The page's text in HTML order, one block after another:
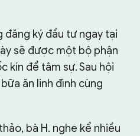
ký đầu tư ngay tại
sẽ được một bộ phận
kín để tâm sự. Sau hội
ăn linh đình cùng
bà H. nghe kể nhiều